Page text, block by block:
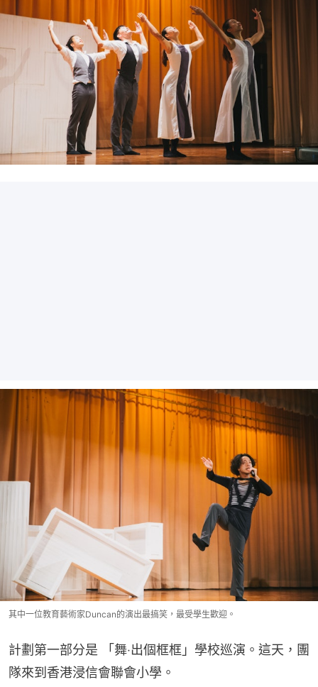
其中一位教育藝術家Duncan的演出最搞笑，最受學生歡迎。
計劃第一部分是 「舞‧出個框框」學校巡演。這天，團
隊來到香港浸信會聯會小學。